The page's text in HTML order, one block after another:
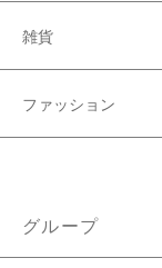
雑貨
ファッション
グループ